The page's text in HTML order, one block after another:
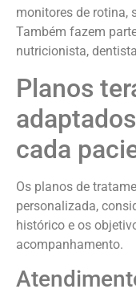
monitores de rotina,
Também fazem
nutricionista,
Planos
cada
Os planos de
personalizada,
histórico e os
acompanhamento.